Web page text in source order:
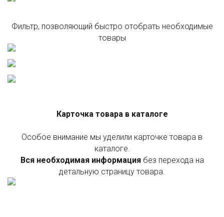
Фильтр, позволяющий быстро отобрать необходимые
товары
Карточка товара в каталоге
Особое внимание мы уделили карточке товара в
каталоге.
Вся необходимая информациябез перехода на
детальную страницу товара.